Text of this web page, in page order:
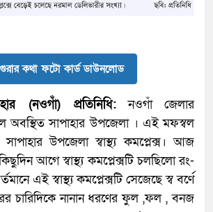
কথা ফটো কার্ড ডাউনলোড
(নওগাঁ) প্রতিনিধি: নওগাঁ জেলার
অবস্থিত সাপাহার উপজেলা । এই মফস্বল
উপজেলা স্বাস্থ্য কমপ্লেক্স। আজ
আগে স্বাস্থ্য কমপ্লেক্সটি চলছিলো রং-
এই স্বাস্থ্য কমপ্লেক্সটি সেজেছে স্ব বর্ণে
চারিদিকে নানান ধরণের ফুল ,ফল , বনজ